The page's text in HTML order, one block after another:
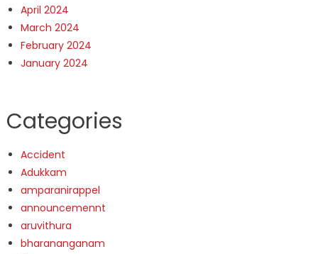
April 2024
March 2024
February 2024
January 2024
Categories
Accident
Adukkam
amparanirappel
announcemennt
aruvithura
bharananganam